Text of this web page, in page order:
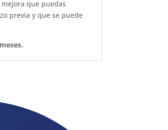
que puedas
previa y que se puede